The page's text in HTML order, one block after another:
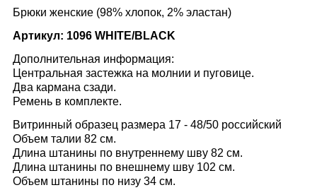
Брюки женские (98% хлопок, 2% эластан)
Артикул: 1096 WHITE/BLACK
Дополнительная информация:
Центральная застежка на молнии и пуговице.
Два кармана сзади.
Ремень в комплекте.
Витринный образец размера 17 - 48/50 российский
Объем талии 82 см.
Длина штанины по внутреннему шву 82 см.
Длина штанины по внешнему шву 102 см.
Объем штанины по низу 34 см.